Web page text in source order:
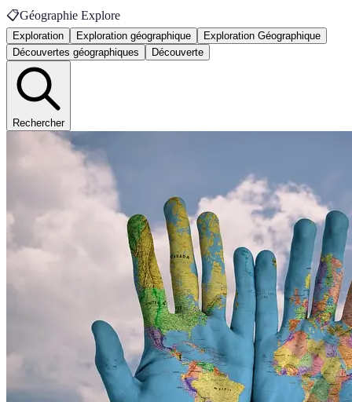
📋Géographie Explore
Exploration Exploration géographique
Exploration Géographique
Découvertes géographiques
Découverte
Rechercher